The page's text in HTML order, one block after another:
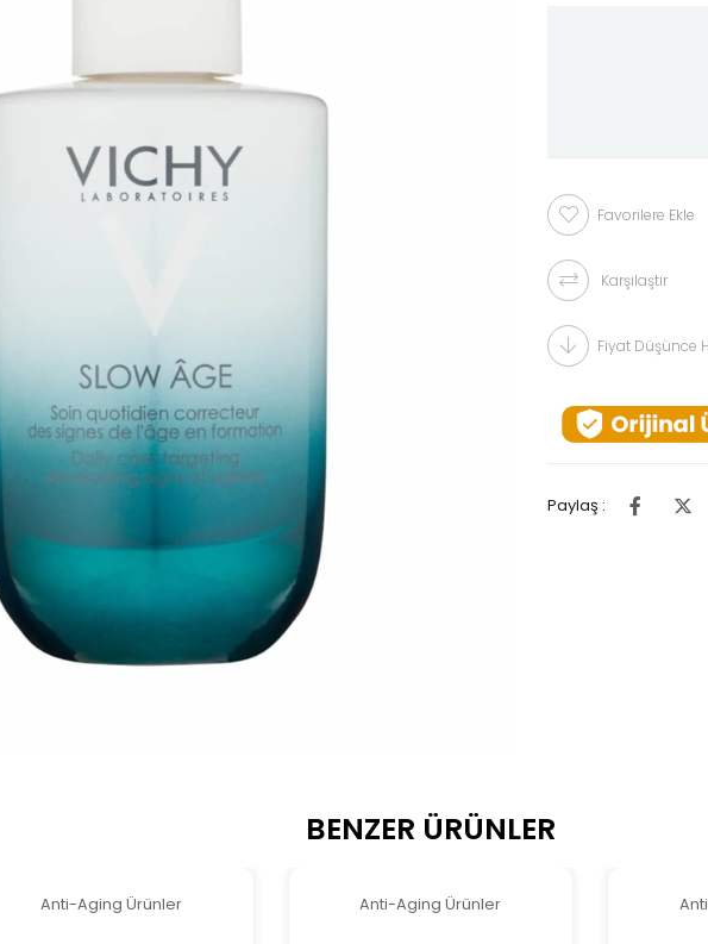
Favorilere Ekle
Karşılaştır
Fiyat Düşünce
Paylaş :
BENZER ÜRÜNLER
Anti-Aging Ürünler Anti-Aging Ürünler